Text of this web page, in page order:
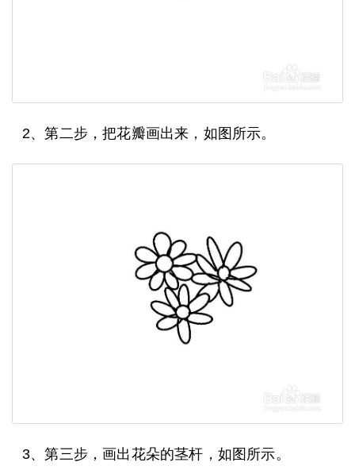
2、第二步，把花瓣画出来，如图所示。
3、第三步，画出花朵的茎杆，如图所示。